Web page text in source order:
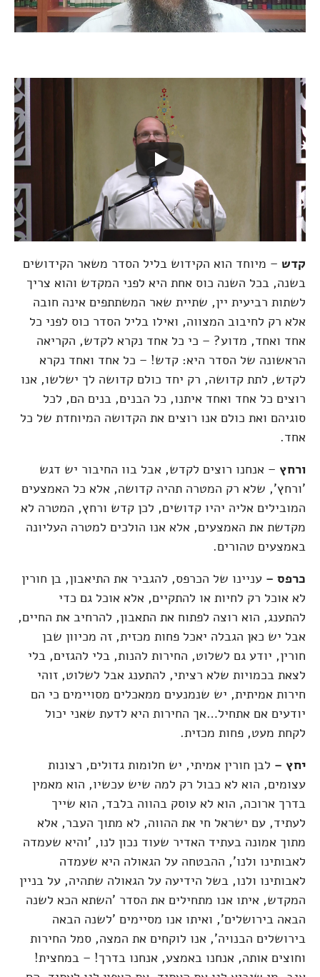
קדש– מיוחד הוא הקידוש בליל הסדר משאר הקידושים
בשנה, בכל השנה כוס אחת היא לפני המקדש והוא צריך
לשתות רביעית יין, שתיית שאר המשתתפים אינה חובה
אלא רק לחיבוב המצווה, ואילו בליל הסדר כוס לפני כל
אחד ואחד, מדוע? – כי כל אחד נקרא לקדש, הקריאה
הראשונה של הסדר היא: קדש! – כל אחד ואחד נקרא
לקדש, לתת קדושה, רק יחד כולם קדושה לך ישלשו, אנו
רוצים כל אחד ואחד איתנו, כל הבנים, בנים הם, לכל
סוגיהם ואת כולם אנו רוצים את הקדושה המיוחדת של כל
אחד.
ורחץ– אנחנו רוצים לקדש, אבל בוו החיבור יש דגש
'ורחץ', שלא רק המטרה תהיה קדושה, אלא כל האמצעים
המובילים אליה יהיו קדושים, לכן קדש ורחץ, המטרה לא
מקדשת את האמצעים, אלא אנו הולכים למטרה העליונה
באמצעים טהורים.
כרפס – עניינו של הכרפס, להגביר את התיאבון, בן חורין
לא אוכל רק לחיות או להתקיים, אלא אוכל גם כדי
להתענג, הוא רוצה לפתוח את התאבון, להרחיב את החיים,
אבל יש כאן הגבלה יאכל פחות מכזית, זה מכיוון שבן
חורין, יודע גם לשלוט, החירות להנות, בלי להגזים, בלי
לצאת בכמויות שלא רציתי, להתענג אבל לשלוט, זוהי
חירות אמיתית, יש שנמנעים ממאכלים מסויימים כי הם
יודעים אם אתחיל…אך החירות היא לדעת שאני יכול
לקחת מעט, פחות מכזית.
יחץ – לבן חורין אמיתי, יש חלומות גדולים, רצונות
עצומים, הוא לא כבול רק למה שיש עכשיו, הוא מאמין
בדרך ארוכה, הוא לא עוסק בהווה בלבד, הוא שייך
לעתיד, עם ישראל חי את ההווה, לא מתוך העבר, אלא
מתוך אמונה בעתיד האדיר שעוד נכון לנו, 'והיא שעמדה
לאבותינו ולנו', ההבטחה על הגאולה היא שעמדה
לאבותינו ולנו, בשל הידיעה על הגאולה שתהיה, על בניין
המקדש, איתו אנו מתחילים את הסדר 'השתא הכא לשנה
הבאה בירושלים', ואיתו אנו מסיימים 'לשנה הבאה
בירושלים הבנויה', אנו לוקחים את המצה, סמל החירות
וחוצים אותה, אנחנו באמצע, אנחנו בדרך! – במחצית!